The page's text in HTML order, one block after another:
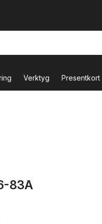
Verktyg Presentkort
83A